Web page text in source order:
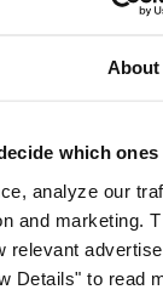
About
which ones
analyze our
and marketing.
relevant
Details" to read